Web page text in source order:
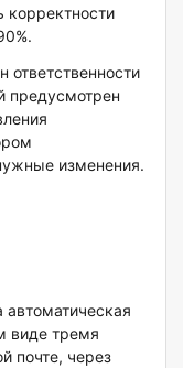
корректности
ответственности
предусмотрен
изменения.
виде тремя
почте, через